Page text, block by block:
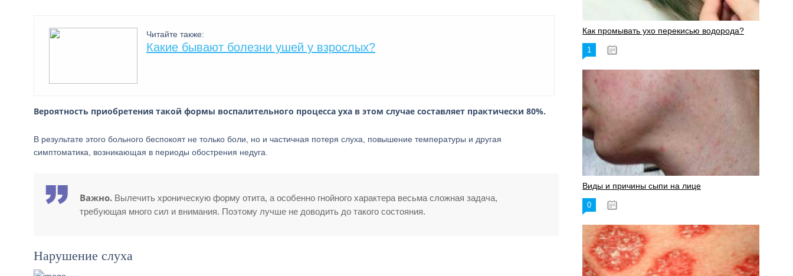
Читайте также:
Какие бывают болезни ушей у взрослых?
Вероятность приобретения такой формы воспалительного процесса уха в этом случае составляет практически 80%.
В результате этого больного беспокоят не только боли, но и частичная потеря слуха, повышение температуры и другая
симптоматика, возникающая в периоды обострения недуга.
Важно. Вылечить хроническую форму отита, а особенно гнойного характера весьма сложная задача,
требующая много сил и внимания. Поэтому лучше не доводить до такого состояния.
Нарушение слуха
Как промывать ухо перекисью водорода?
1
Виды и причины сыпи на лице
0